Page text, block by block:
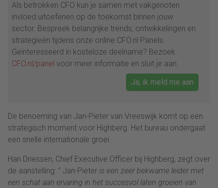
Als betrokken CFO kun je samen met vakgenoten
invloed uitoefenen op de toekomst binnen jouw
sector. Bespreek belangrijke trends, ontwikkelingen en
strategieën tijdens onze online CFO.nl Panels.
Geïnteresseerd in kosteloze deelname? Bezoek
CFO.nl/panel voor meer informatie en sluit je aan.
Ja, ik meld me aan
De benoeming van Jan-Pieter van Vreeswijk komt op een
strategisch moment voor Highberg. Het bureau ondergaat
een snelle internationale groei.
Han Driessen, Chief Executive Officer bij Highberg, zegt over
de aanstelling: “ Jan-Pieter is een zeer bekwame leider met
een schat aan ervaring in het succesvol laten groeien van